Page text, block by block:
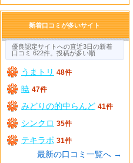
新着口コミが多いサイト
優良認定サイトへの直近3日の新着
口コミ 622件。投稿が多い順
うまトリ 48件
暁 47件
みどりの的中らんど 41件
シンクロ 35件
テキラボ 31件
最新の口コミ一覧へ →